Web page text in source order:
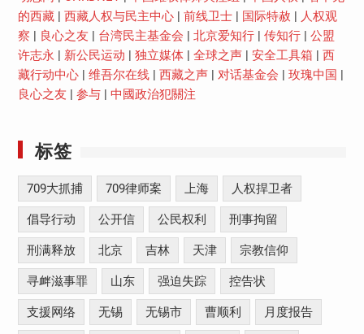
的西藏| 西藏人权与民主中心| 前线卫士| 国际特赦
人权观
察
良心之友 台湾民主基金会 北京爱知行| 传知行| 公盟
许志永
新公民运动 独立媒体| 全球之声| 安全工具箱
西
藏行动中心| 维吾尔在线| 西藏之声| 对话基金会 玫瑰中国
良心之友
参与| 中國政治犯關注
标签
709大抓捕 709律师案 上海 人权捍卫者
倡导行动 公开信 公民权利 刑事拘留
刑满释放 北京 吉林 天津 宗教信仰
寻衅滋事罪 山东 强迫失踪 控告状
支援网络 无锡 无锡市 曹顺利 月度报告